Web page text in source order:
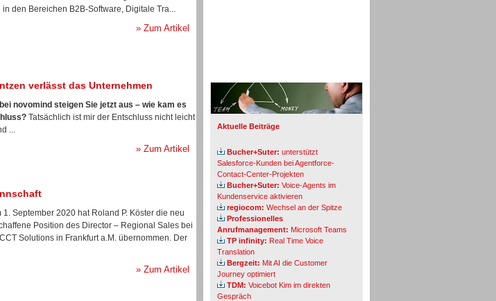
den Bereichen B2B-Software, Digitale Tra...
» Zum Artikel
verlässt das Unternehmen
novomind steigen Sie jetzt aus – wie kam es
Tatsächlich ist mir der Entschluss nicht leicht
...
» Zum Artikel
1. September 2020 hat Roland P. Köster die neu
Position des Director – Regional Sales bei
Solutions in Frankfurt a.M. übernommen. Der
» Zum Artikel
Aktuelle Beiträge
Bucher+Suter: unterstützt
Salesforce-Kunden bei Agentforce-
Contact-Center-Projekten
Bucher+Suter: Voice-Agents im
Kundenservice aktivieren
regiocom: Wechsel an der Spitze
Professionelles
Anrufmanagement: Microsoft Teams
TP infinity: Real Time Voice
Translation
Bergzeit: Mit AI die Customer
Journey optimiert
TDM: Voicebot Kim im direkten
Gespräch